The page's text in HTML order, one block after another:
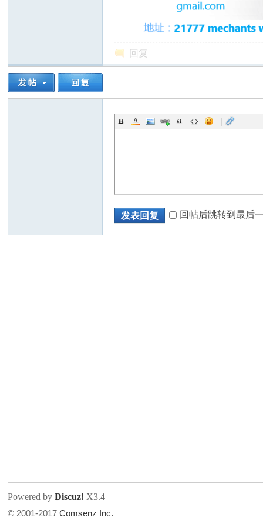
州
回复
|
发表回复 回帖后跳转到最后
Powered byDiscuz! X3.4
© 2001-2017Comsenz Inc.